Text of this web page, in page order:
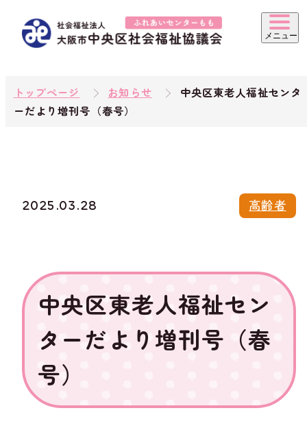
トップページ お知らせ
中央区東老人福祉センタ
ーだより増刊号（春号）
2025.03.28 高齢者
中央区東老人福祉セン
ターだより増刊号（春
号）